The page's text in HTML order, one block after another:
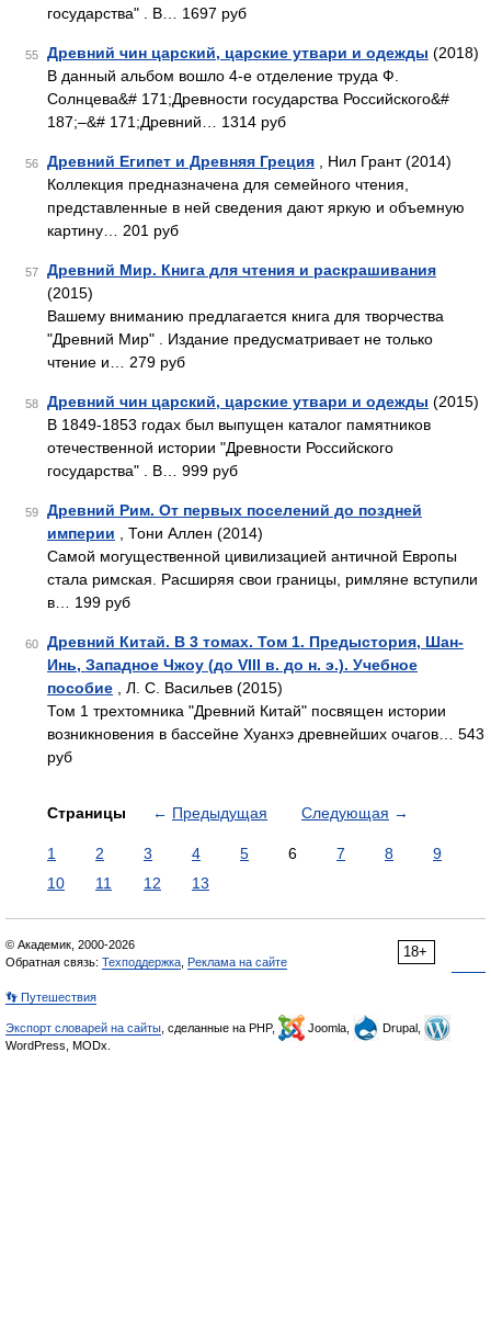
государства" . В… 1697 руб
55 Древний чин царский, царские утвари и одежды (2018)
В данный альбом вошло 4-е отделение труда Ф.
Солнцева&# 171;Древности государства Российского&#
187;–&# 171;Древний… 1314 руб
56 Древний Египет и Древняя Греция , Нил Грант (2014)
Коллекция предназначена для семейного чтения,
представленные в ней сведения дают яркую и объемную
картину… 201 руб
57
Древний Мир. Книга для чтения и раскрашивания
(2015)
Вашему вниманию предлагается книга для творчества
"Древний Мир" . Издание предусматривает не только
чтение и… 279 руб
58 Древний чин царский, царские утвари и одежды (2015)
В 1849-1853 годах был выпущен каталог памятников
отечественной истории "Древности Российского
государства" . В… 999 руб
59
Древний Рим. От первых поселений до поздней
империи , Тони Аллен (2014)
Самой могущественной цивилизацией античной Европы
стала римская. Расширяя свои границы, римляне вступили
в… 199 руб
60
Древний Китай. В 3 томах. Том 1. Предыстория, Шан-
Инь, Западное Чжоу (до VIII в. до н. э.). Учебное
пособие , Л. С. Васильев (2015)
Том 1 трехтомника "Древний Китай" посвящен истории
возникновения в бассейне Хуанхэ древнейших очагов… 543
руб
Страницы ← Предыдущая Следующая →
1 2 3 4 5 6 7 8
9
10
11 12 13
18+
© Академик, 2000-2026
Обратная связь: Техподдержка Реклама на сайте
👣 Путешествия
Экспорт словарей на сайты , сделанные на PHP, Joomla,
Drupal,
WordPress, MODx.